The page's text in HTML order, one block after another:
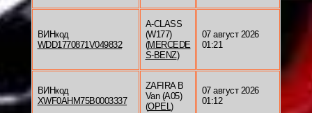
ВИНкод
WDD1770871V049832
A-CLASS
(W177)
(MERCEDE
S-BENZ)
07 август 2026
01:21
ВИНкод
XWF0AHM75B0003337
ZAFIRA B
Van (A05)
(OPEL)
07 август 2026
01:12